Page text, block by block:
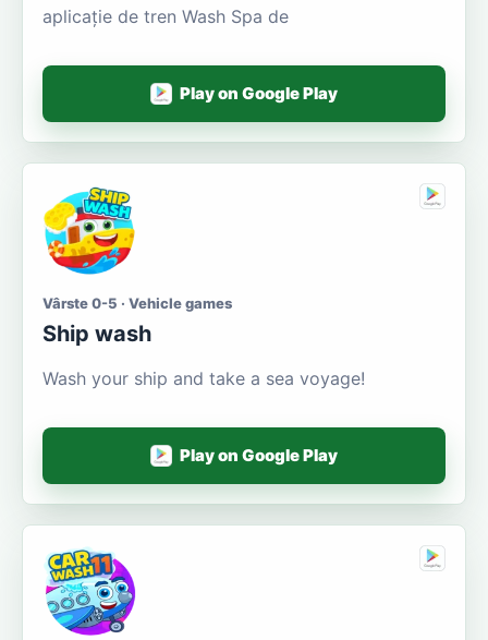
aplicație de tren Wash Spa de
Play on Google Play
Vârste 0-5 · Vehicle games
Ship wash
Wash your ship and take a sea voyage!
Play on Google Play